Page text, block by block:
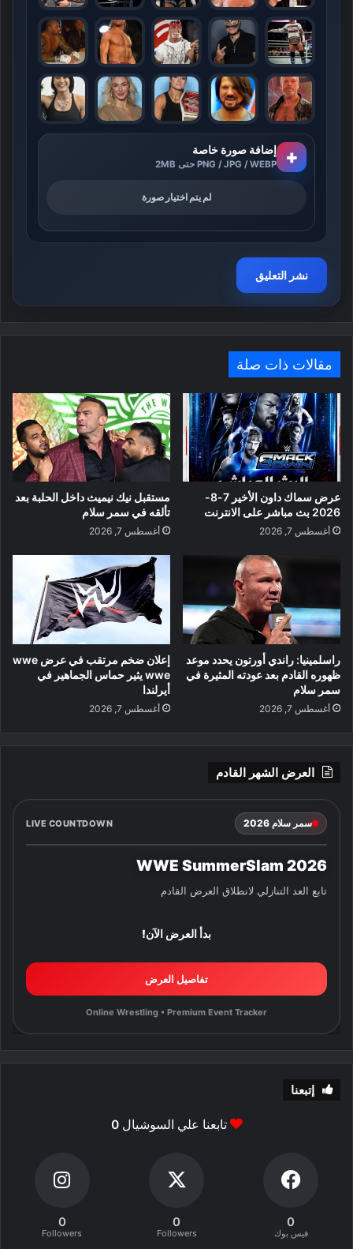
+ إضافة صورة خاصة
PNG / JPG / WEBP حتى 2MB
لم يتم اختيار صورة
مقالات ذات صلة
عرض سماك داون الأخير 7-8-
2026 بث مباشر على الانترنت
أغسطس 7, 2026
مستقبل نيك نيميث داخل الحلبة بعد
تألقه في سمر سلام
أغسطس 7, 2026
راسلمينيا: راندي أورتون يحدد موعد
ظهوره القادم بعد عودته المثيرة في
سمر سلام
أغسطس 7, 2026
إعلان ضخم مرتقب في عرض wwe
wwe يثير حماس الجماهير في
أيرلندا
أغسطس 7, 2026
العرض الشهر القادم
سمر سلام 2026 LIVE COUNTDOWN
WWE SummerSlam 2026
تابع العد التنازلي لانطلاق العرض القادم
بدأ العرض الآن!
تفاصيل العرض
Online Wrestling • Premium Event Tracker
إتبعنا
تابعنا علي السوشيال0
0
فيس بوك
0
Followers
0
Followers